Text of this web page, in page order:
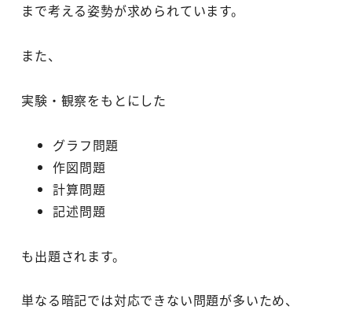
まで考える姿勢が求められています。
また、
実験・観察をもとにした
グラフ問題
作図問題
計算問題
記述問題
も出題されます。
単なる暗記では対応できない問題が多いため、